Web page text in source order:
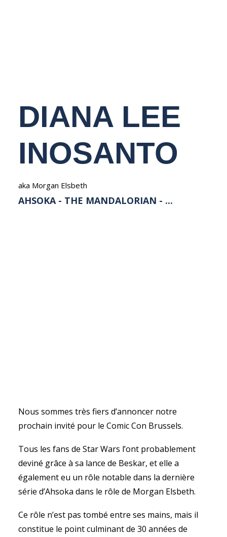
DIANA LEE
INOSANTO
aka Morgan Elsbeth
AHSOKA - THE MANDALORIAN - ...
Nous sommes très fiers d’annoncer notre
prochain invité pour le Comic Con Brussels.
Tous les fans de Star Wars l’ont probablement
deviné grâce à sa lance de Beskar, et elle a
également eu un rôle notable dans la dernière
série d’Ahsoka dans le rôle de Morgan Elsbeth.
Ce rôle n’est pas tombé entre ses mains, mais il
constitue le point culminant de 30 années de